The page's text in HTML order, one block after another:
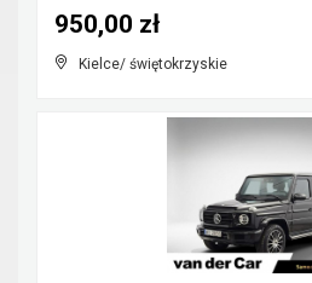
Kielce/ świętokrzyskie
950,00 zł